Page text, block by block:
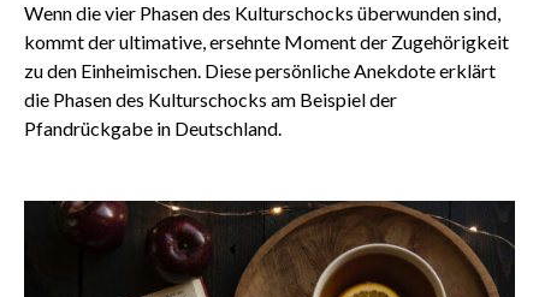
Wenn die vier Phasen des Kulturschocks überwunden sind,
kommt der ultimative, ersehnte Moment der Zugehörigkeit
zu den Einheimischen. Diese persönliche Anekdote erklärt
die Phasen des Kulturschocks am Beispiel der
Pfandrückgabe in Deutschland.